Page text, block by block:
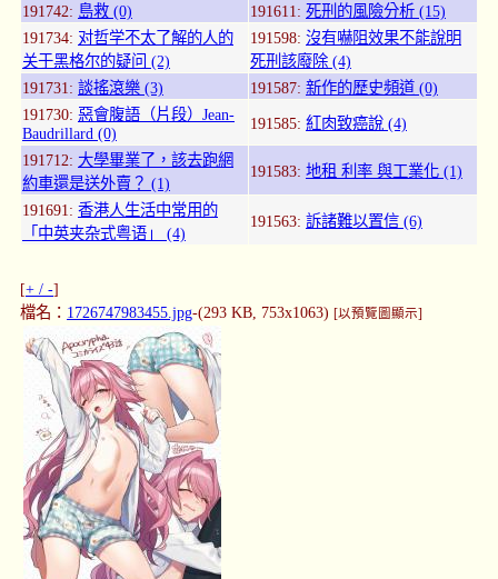
191742: 島救 (0) 191611: 死刑的風險分析 (15)
191734: 对哲学不太了解的人的
关于黑格尔的疑问 (2)
191598: 沒有嚇阻效果不能說明
死刑該廢除 (4)
191731: 談搖滾樂 (3) 191587: 新作的歷史頻道 (0)
191730: 惡會腹語（片段）Jean-
Baudrillard (0)
191585: 紅肉致癌說 (4)
191712: 大學畢業了，該去跑網
約車還是送外賣？ (1)
191583: 地租 利率 與工業化 (1)
191691: 香港人生活中常用的
「中英夹杂式粤语」 (4)
191563: 訴諸難以置信 (6)
[+ / -]
檔名： 1726747983455.jpg-(293 KB, 753x1063) [以預覽圖顯示]